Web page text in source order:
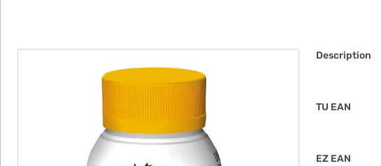
Description
TU EAN
EZ EAN